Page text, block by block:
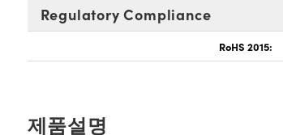
Regulatory Compliance
RoHS 2015:
제품설명